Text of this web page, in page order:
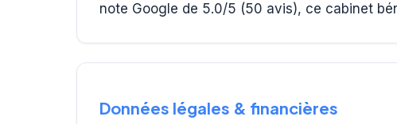
note Google de 5.0/5 (50 avis), ce cabinet
Données légales & financières